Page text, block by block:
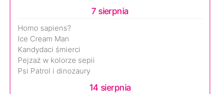
7 sierpnia
Homo sapiens?
Ice Cream Man
Kandydaci śmierci
Pejzaż w kolorze sepii
Psi Patrol i dinozaury
14 sierpnia